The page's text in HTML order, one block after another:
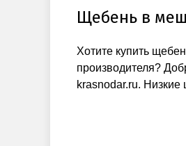
Щебень в
Хотите купить
производителя?
krasnodar.ru. Низкие